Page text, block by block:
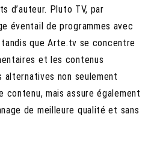
d’auteur. Pluto TV, par
éventail de programmes avec
que Arte.tv se concentre
et les contenus
non seulement
mais assure également
de meilleure qualité et sans